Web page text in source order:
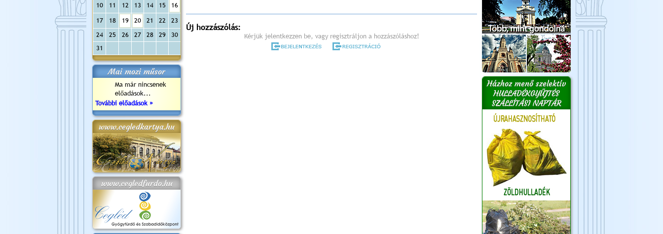
10 11 12 13 14 15 16
17 18 19 20 21 22
23
24
25 26 27 28 29
30
31
Mai mozi műsor
Ma már nincsenek
előadások...
További előadások »
www.cegledkartya.hu
www.cegledfurdo.hu
Új hozzászólás:
Kérjük jelentkezzen be, vagy regisztráljon a hozzászóláshoz!
Házhoz menő szelektív
HULLADÉKGYŰJTÉS
SZÁLLÍTÁSI NAPTÁR